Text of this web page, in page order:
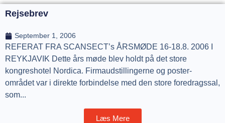
Rejsebrev
September 1, 2006
REFERAT FRA SCANSECT’s ÅRSMØDE 16-18.8. 2006 I
REYKJAVIK Dette års møde blev holdt på det store
kongreshotel Nordica. Firmaudstillingerne og poster-
området var i direkte forbindelse med den store foredragssal,
som...
Læs Mere